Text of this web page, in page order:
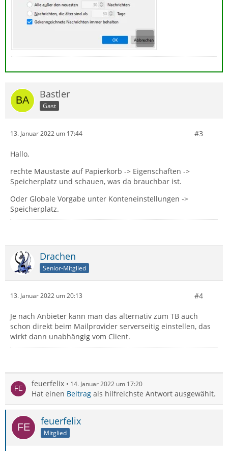
Bastler
Gast
13. Januar 2022 um 17:44 #3
Hallo,
rechte Maustaste auf Papierkorb -> Eigenschaften ->
Speicherplatz und schauen, was da brauchbar ist.
Oder Globale Vorgabe unter Konteneinstellungen ->
Speicherplatz.
Drachen
Senior-Mitglied
13. Januar 2022 um 20:13 #4
Je nach Anbieter kann man das alternativ zum TB auch
schon direkt beim Mailprovider serverseitig einstellen, das
wirkt dann unabhängig vom Client.
feuerfelix 14. Januar 2022 um 17:20
Hat einen Beitrag als hilfreichste Antwort ausgewählt.
feuerfelix
Mitglied